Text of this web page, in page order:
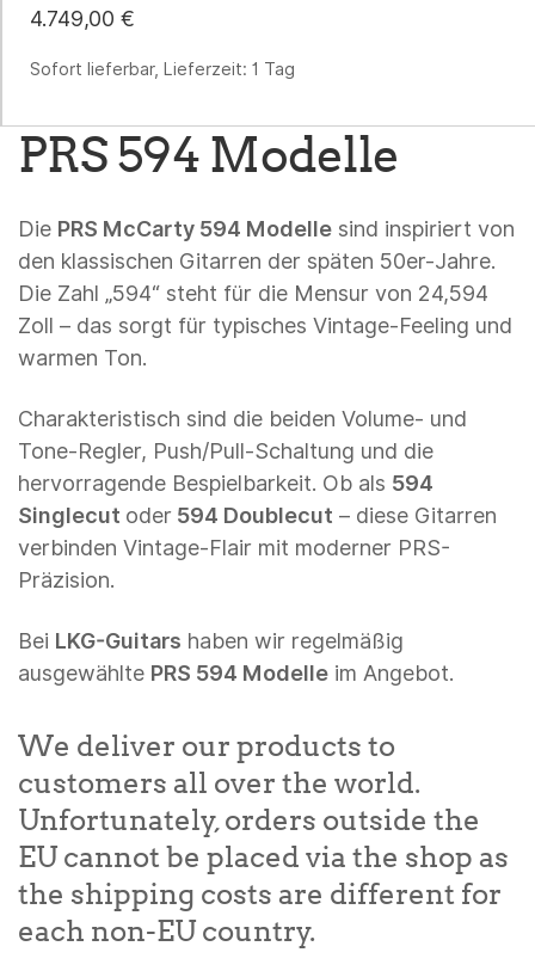
4.749,00 €
Sofort lieferbar, Lieferzeit: 1 Tag
PRS 594 Modelle
Die PRS McCarty 594 Modelle sind inspiriert von
den klassischen Gitarren der späten 50er-Jahre.
Die Zahl „594“ steht für die Mensur von 24,594
Zoll – das sorgt für typisches Vintage-Feeling und
warmen Ton.
Charakteristisch sind die beiden Volume- und
Tone-Regler, Push/Pull-Schaltung und die
hervorragende Bespielbarkeit. Ob als 594
Singlecut oder594 Doublecut – diese Gitarren
verbinden Vintage-Flair mit moderner PRS-
Präzision.
Bei LKG-Guitars haben wir regelmäßig
ausgewählte PRS 594 Modelle im Angebot.
We deliver our products to
customers all over the world.
Unfortunately, orders outside the
EU cannot be placed via the shop as
the shipping costs are different for
each non-EU country.